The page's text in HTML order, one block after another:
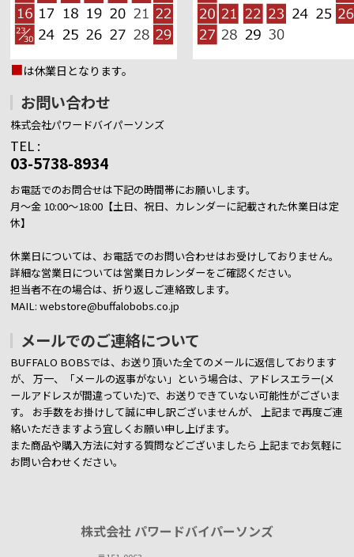
■は休業日となります。
お問い合わせ
株式会社パワードバイパーソンズ
TEL :
03-5738-8934
お電話でのお問合せは下記の時間帯にお願いします。
月～金 10:00～18:00【土日、祝日、カレンダーに記載された休業日は定
休】
休業日については、お電話でのお問い合わせはお受けしておりません。
詳細な営業日については営業日カレンダーをご確認ください。
担当者不在の場合は、折り返しご連絡致します。
MAIL: webstore@buffalobobs.co.jp
メールでのご連絡について
BUFFALO BOBSでは、お送り頂いた全てのメールに返信しております
が、 万一、「メールの返事がない」という場合は、アドレスエラー(メ
ールアドレスが間違っていた)で、お送りできていない可能性がございま
す。 お手数をお掛けして誠に申し訳ございませんが、 上記まで再度ご連
絡いただきますよう宜しくお願い申し上げます。
また商品や購入方法に対する質問などございましたら上記までお気軽に
お問い合わせください。
株式会社 パワードバイパーソンズ